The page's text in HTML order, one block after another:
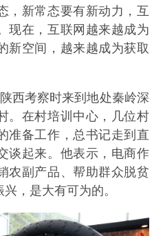
，新常态要有新动力，互
现在，互联网越来越成为
新空间，越来越成为获取
西考察时来到地处秦岭深
。在村培训中心，几位村
准备工作，总书记走到直
谈起来。他表示，电商作
农副产品、帮助群众脱贫
，是大有可为的。